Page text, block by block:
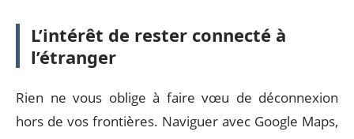
L’intérêt de rester connecté à
l’étranger
Rien ne vous oblige à faire vœu de déconnexion
hors de vos frontières. Naviguer avec Google Maps,